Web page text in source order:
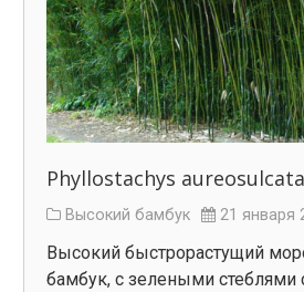
Phyllostachys aureosulcata
Высокий бамбук 21 января
Высокий быстрорастущий
бамбук, с зелеными стеблями